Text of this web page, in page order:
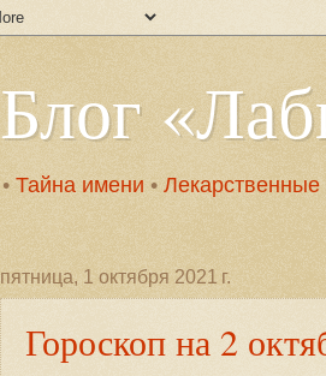
Блог
• Тайна имени • Лекарственные
пятница, 1 октября 2021 г.
Гороскоп на 2